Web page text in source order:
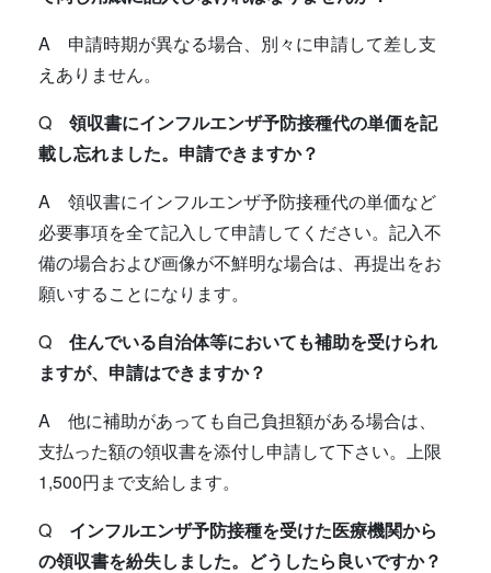
A 申請時期が異なる場合、別々に申請して差し支
えありません。
Q 領収書にインフルエンザ予防接種代の単価を記
載し忘れました。申請できますか？
A 領収書にインフルエンザ予防接種代の単価など
必要事項を全て記入して申請してください。記入不
備の場合および画像が不鮮明な場合は、再提出をお
願いすることになります。
Q 住んでいる自治体等においても補助を受けられ
ますが、申請はできますか？
A 他に補助があっても自己負担額がある場合は、
支払った額の領収書を添付し申請して下さい。上限
1,500円まで支給します。
Q インフルエンザ予防接種を受けた医療機関から
の領収書を紛失しました。どうしたら良いですか？